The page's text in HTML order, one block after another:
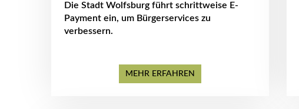
Die Stadt Wolfsburg führt schrittweise E-
Payment ein, um Bürgerservices zu
verbessern.
MEHR ERFAHREN